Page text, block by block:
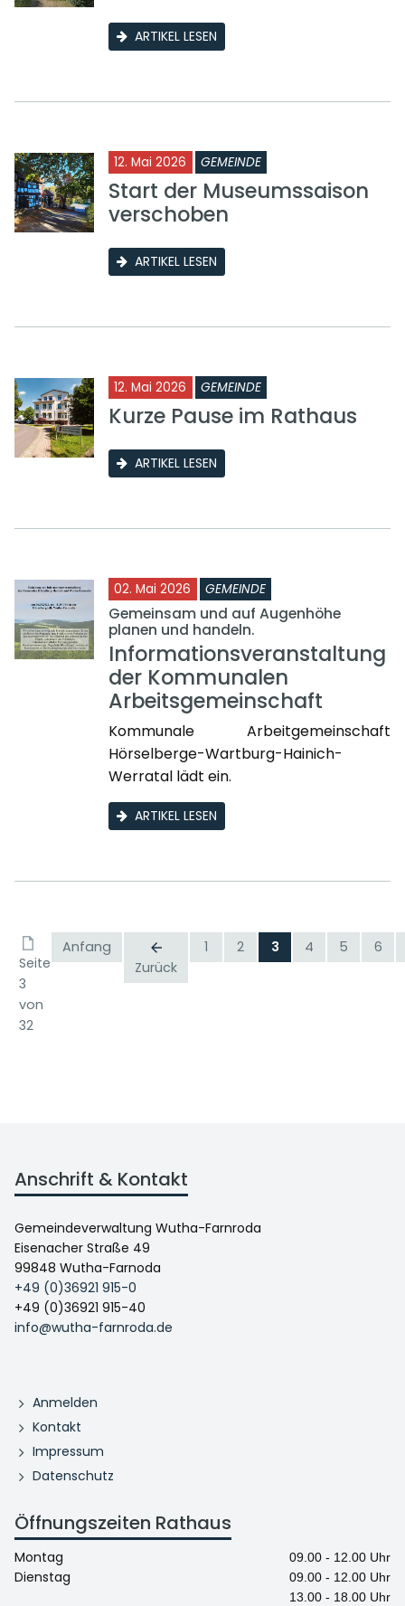
ARTIKEL LESEN
12. Mai 2026 GEMEINDE
Start der Museumssaison
verschoben
ARTIKEL LESEN
12. Mai 2026 GEMEINDE
Kurze Pause im Rathaus
ARTIKEL LESEN
02. Mai 2026 GEMEINDE
Gemeinsam und auf Augenhöhe
planen und handeln.
Informationsveranstaltung
der Kommunalen
Arbeitsgemeinschaft
Kommunale Arbeitgemeinschaft
Hörselberge-Wartburg-Hainich-
Werratal lädt ein.
ARTIKEL LESEN
Seite
3
von
32
Anfang
Zurück
1 2 3 4 5 6
Anschrift & Kontakt
Gemeindeverwaltung Wutha-Farnroda
Eisenacher Straße 49
99848 Wutha-Farnoda
+49 (0)36921 915-0
+49 (0)36921 915-40
info@wutha-farnroda.de
Anmelden
Kontakt
Impressum
Datenschutz
Öffnungszeiten Rathaus
Montag 09.00 - 12.00 Uhr
Dienstag
09.00 - 12.00 Uhr
13.00 - 18.00 Uhr